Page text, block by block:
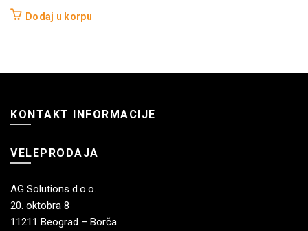
Dodaj u korpu
KONTAKT INFORMACIJE
VELEPRODAJA
AG Solutions d.o.o.
20. oktobra 8
11211 Beograd – Borča